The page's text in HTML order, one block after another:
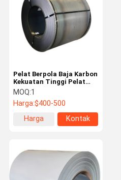
Pelat Berpola Baja Karbon
Kekuatan Tinggi Pelat
Koil Baja Bentuk Tetes Air
Panas Lembaran Pelat
Checker
MOQ:1
Harga:$400-500
Harga
Kontak